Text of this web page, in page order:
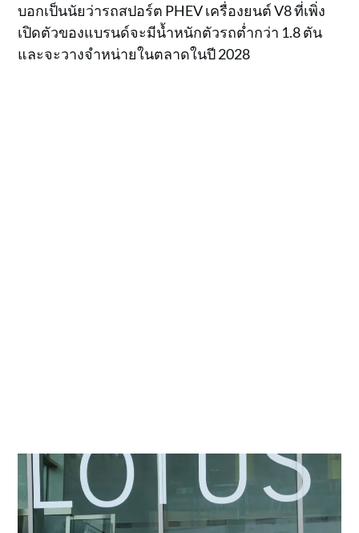
บอกเป็นนัยว่ารถสปอร์ต PHEV เครื่องยนต์ V8 ที่เพิ่ง
เปิดตัวของแบรนด์จะมีน้ำหนักตัวรถต่ำกว่า 1.8 ตัน
และจะวางจำหน่ายในตลาดในปี 2028